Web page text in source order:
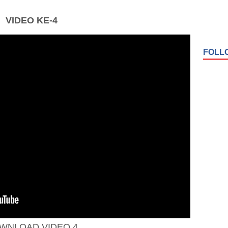
VIDEO KE-4